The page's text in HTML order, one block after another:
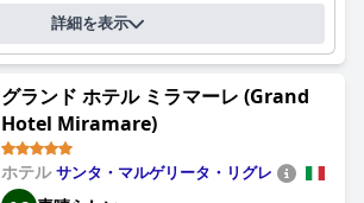
詳細を表示
グランド ホテル ミラマーレ (Grand
Hotel Miramare)
ホテルサンタ・マルゲリータ・リグレ